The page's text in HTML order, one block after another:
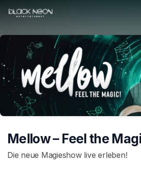
Mellow – Feel the
Die neue Magieshow live erleben!